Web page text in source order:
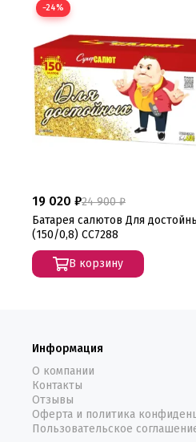
−24%
19 020 ₽24 900 ₽
Батарея салютов Для
(150/0,8) СС7288
В корзину
Информация
О компании
Контакты
Отзывы
Оферта и политика
Пользовательское